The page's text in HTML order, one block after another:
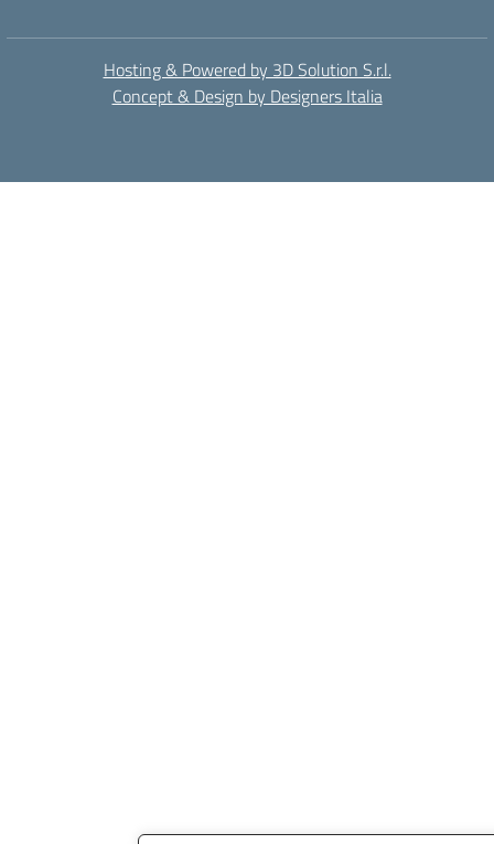
Hosting & Powered by 3D Solution S.r.l.
Concept & Design by Designers Italia